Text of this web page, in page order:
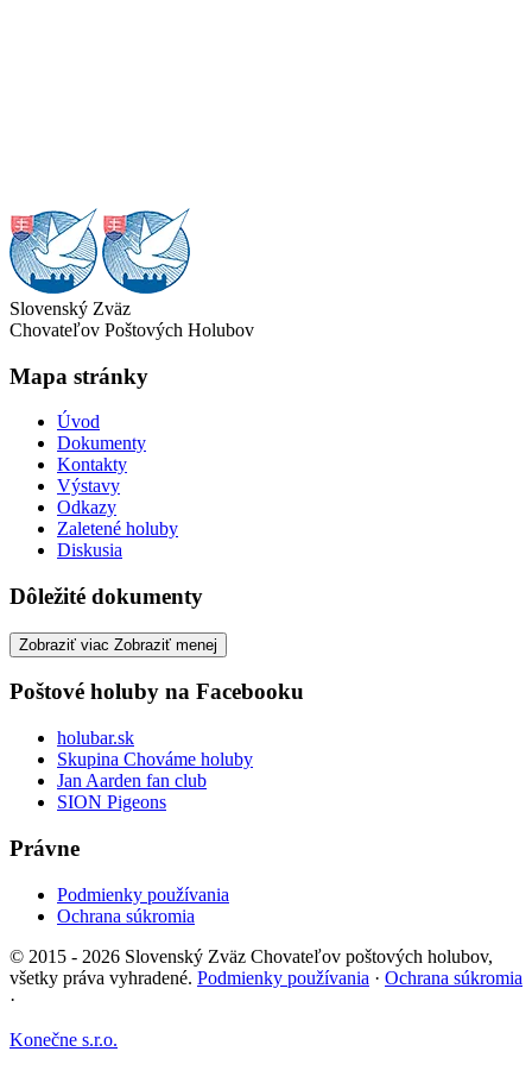
Slovenský Zväz
Chovateľov Poštových Holubov
Mapa stránky
Úvod
Dokumenty
Kontakty
Výstavy
Odkazy
Zaletené holuby
Diskusia
Dôležité dokumenty
Zobraziť viac Zobraziť menej
Poštové holuby na Facebooku
holubar.sk
Skupina Chováme holuby
Jan Aarden fan club
SION Pigeons
Právne
Podmienky používania
Ochrana súkromia
© 2015 - 2026 Slovenský Zväz Chovateľov poštových holubov,
všetky práva vyhradené. Podmienky používania · Ochrana súkromia
·
Konečne s.r.o.